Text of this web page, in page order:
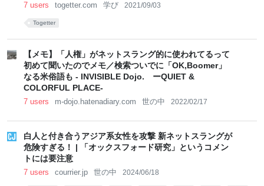
7 users togetter.com 学び 2021/09/03
Togetter
【メモ】「人権」がネットスラング的に使われてるって
初めて聞いたのでメモ／検索ついでに「OK,Boomer」
なる米俗語も - INVISIBLE Dojo. ーQUIET &
COLORFUL PLACE-
7 users m-dojo.hatenadiary.com 世の中 2022/02/17
白人と付き合うアジア系女性を攻撃 新ネットスラングが
危険すぎる！ | 「オックスフォード研究」というコメン
トには要注意
7 users courrier.jp 世の中 2024/06/18